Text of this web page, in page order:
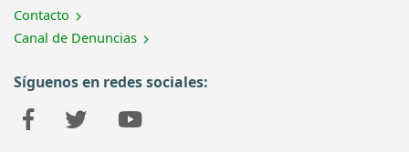
Contacto
Canal de Denuncias
Síguenos en redes sociales: